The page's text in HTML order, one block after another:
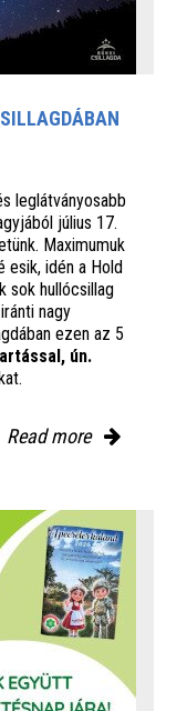
leglátványosabb
július 17.
Maximumuk
esik, idén a Hold
sok hullócsillag
nagy
ezen az 5
ún.
Read more